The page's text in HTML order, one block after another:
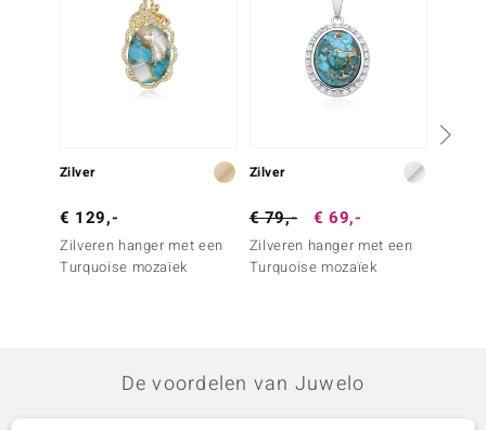
Zilver
€ 129,-
Zilveren hanger met een
Turquoise mozaïek
Zilver
€ 79,- € 69,-
Zilveren hanger met een
Turquoise mozaïek
De voordelen van Juwelo